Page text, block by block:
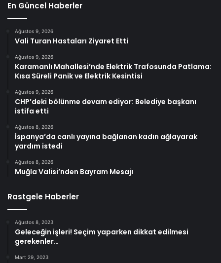
En Güncel Haberler
Ağustos 9, 2026
Vali Turan Hastaları Ziyaret Etti
Ağustos 9, 2026
Karamanlı Mahallesi’nde Elektrik Trafosunda Patlama:
Kısa Süreli Panik ve Elektrik Kesintisi
Ağustos 9, 2026
CHP’deki bölünme devam ediyor: Belediye başkanı
istifa etti
Ağustos 8, 2026
İspanya’da canlı yayına bağlanan kadın ağlayarak
yardım istedi
Ağustos 8, 2026
Muğla Valisi’nden Bayram Mesajı
Rastgele Haberler
Ağustos 8, 2023
Geleceğin işleri! Seçim yaparken dikkat edilmesi
gerekenler…
Mart 29, 2023